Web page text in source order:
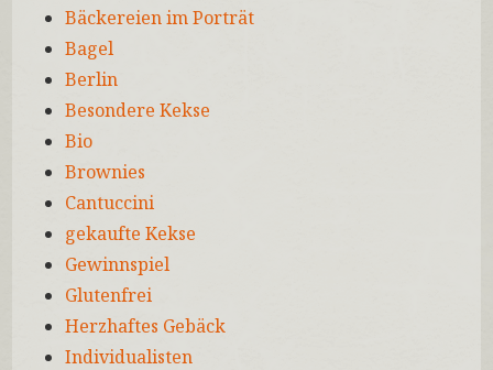
Bäckereien im Porträt
Bagel
Berlin
Besondere Kekse
Bio
Brownies
Cantuccini
gekaufte Kekse
Gewinnspiel
Glutenfrei
Herzhaftes Gebäck
Individualisten